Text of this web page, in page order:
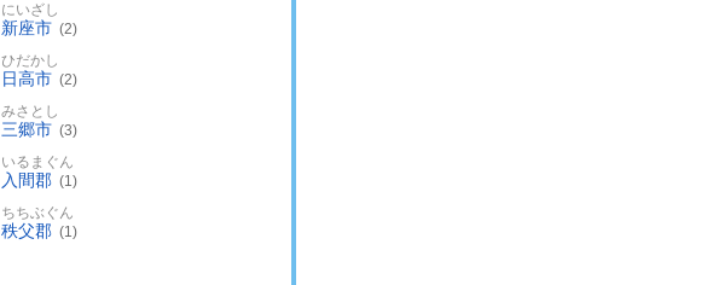
にいざし
新座市 (2)
ひだかし
日高市 (2)
みさとし
三郷市 (3)
いるまぐん
入間郡 (1)
ちちぶぐん
秩父郡 (1)